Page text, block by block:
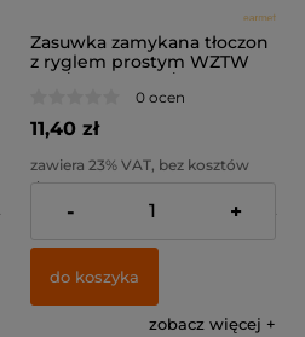
Zasuwka zamykana tłoczon
z ryglem prostym WZTW
0 ocen
11,40 zł
zawiera 23% VAT, bez kosztów
dostawy
Cena netto:
9,27 zł
- +
do koszyka
zobacz więcej